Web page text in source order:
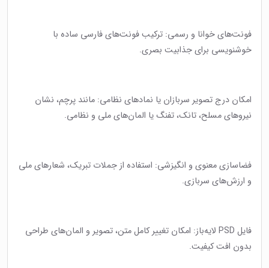
فونت‌های خوانا و رسمی: ترکیب فونت‌های فارسی ساده با
خوشنویسی برای جذابیت بصری.
امکان درج تصویر سربازان یا نمادهای نظامی: مانند پرچم، نشان
نیروهای مسلح، تانک، تفنگ یا المان‌های ملی و نظامی.
فضاسازی معنوی و انگیزشی: استفاده از جملات تبریک، شعارهای ملی
و ارزش‌های سربازی.
فایل PSD لایه‌باز: امکان تغییر کامل متن، تصویر و المان‌های طراحی
بدون افت کیفیت.